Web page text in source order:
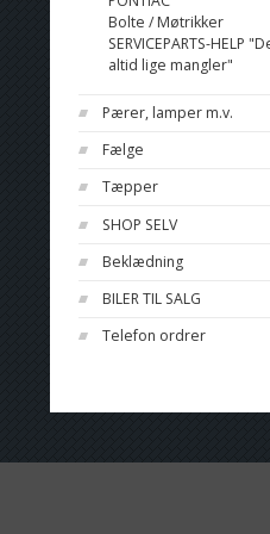
Bolte / Møtrikker
SERVICEPARTS-HELP
altid lige mangler"
Pærer, lamper m.v.
Fælge
Tæpper
SHOP SELV
Beklædning
BILER TIL SALG
Telefon ordrer